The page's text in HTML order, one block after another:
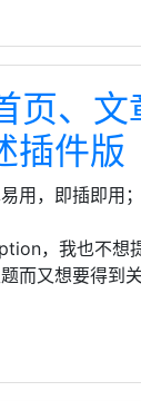
页、文
插件版
用，即插即用
，我也不想
而又想要得到